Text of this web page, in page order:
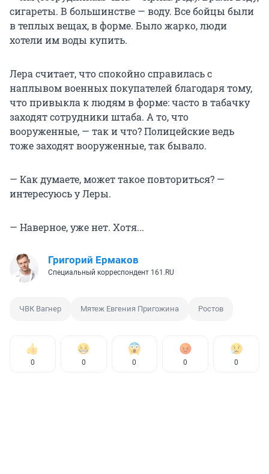
сигареты. В большинстве — воду. Все бойцы были
в теплых вещах, в форме. Было жарко, люди
хотели им воды купить.
Лера считает, что спокойно справилась с
наплывом военных покупателей благодаря тому,
что привыкла к людям в форме: часто в табачку
заходят сотрудники штаба. А то, что
вооруженные, — так и что? Полицейские ведь
тоже заходят вооруженные, так бывало.
— Как думаете, может такое повториться? —
интересуюсь у Леры.
— Наверное, уже нет. Хотя...
Григорий Ермаков
Специальный корреспондент 161.RU
ЧВК Вагнер Мятеж Евгения Пригожина Ростов
0 0 0 0 0